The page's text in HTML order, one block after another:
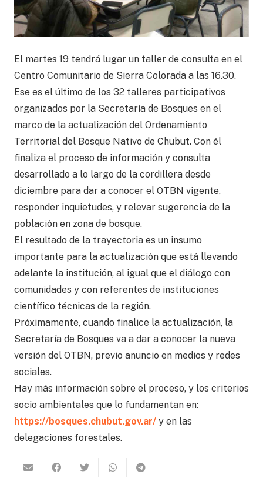
El martes 19 tendrá lugar un taller de consulta en el
Centro Comunitario de Sierra Colorada a las 16.30.
Ese es el último de los 32 talleres participativos
organizados por la Secretaría de Bosques en el
marco de la actualización del Ordenamiento
Territorial del Bosque Nativo de Chubut. Con él
finaliza el proceso de información y consulta
desarrollado a lo largo de la cordillera desde
diciembre para dar a conocer el OTBN vigente,
responder inquietudes, y relevar sugerencia de la
población en zona de bosque.
El resultado de la trayectoria es un insumo
importante para la actualización que está llevando
adelante la institución, al igual que el diálogo con
comunidades y con referentes de instituciones
científico técnicas de la región.
Próximamente, cuando finalice la actualización, la
Secretaría de Bosques va a dar a conocer la nueva
versión del OTBN, previo anuncio en medios y redes
sociales.
Hay más información sobre el proceso, y los criterios
socio ambientales que lo fundamentan en:
https://bosques.chubut.gov.ar/ y en las
delegaciones forestales.